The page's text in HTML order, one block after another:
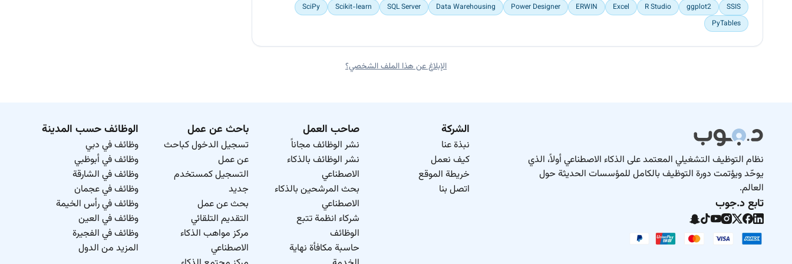
SSIS
ggplot2
R Studio
Excel
ERWIN
Power Designer
Data Warehousing
SQL Server
Scikit-learn
SciPy
PyTables
الإبلاغ عن هذا الملف الشخصي؟
نظام التوظيف التشغيلي المعتمد على الذكاء الاصطناعي أولاً، الذي
يوحّد ويؤتمت دورة التوظيف بالكامل للمؤسسات الحديثة حول
العالم.
تابع د.جوب
الشركة
نبذة عنا
كيف نعمل
خريطة الموقع
اتصل بنا
صاحب العمل
نشر الوظائف مجاناً
نشر الوظائف بالذكاء
الاصطناعي
بحث المرشحين بالذكاء
الاصطناعي
شركاء انظمة تتبع
الوظائف
حاسبة مكافأة نهاية
باحث عن عمل
تسجيل الدخول كباحث
عن عمل
التسجيل كمستخدم
جديد
بحث عن عمل
التقديم التلقائي
مركز مواهب الذكاء
الاصطناعي
الوظائف حسب المدينة
وظائف في دبي
وظائف في أبوظبي
وظائف في الشارقة
وظائف في عجمان
وظائف في رأس الخيمة
وظائف في العين
وظائف في الفجيرة
المزيد من الدول